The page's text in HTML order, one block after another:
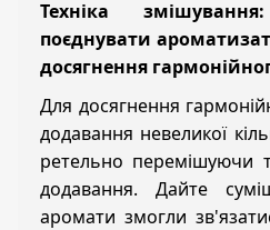
Техніка
поєднувати
досягнення
Для досягнення
додавання невеликої
ретельно перемішуючи
додавання. Дайте
аромати змогли